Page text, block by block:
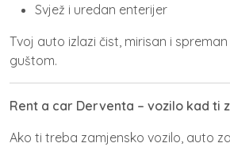
Svjež i uredan enterijer
Tvoj auto izlazi čist, mirisan i
guštom.
Rent a car Derventa – vozilo kad ti
Ako ti treba zamjensko vozilo, auto